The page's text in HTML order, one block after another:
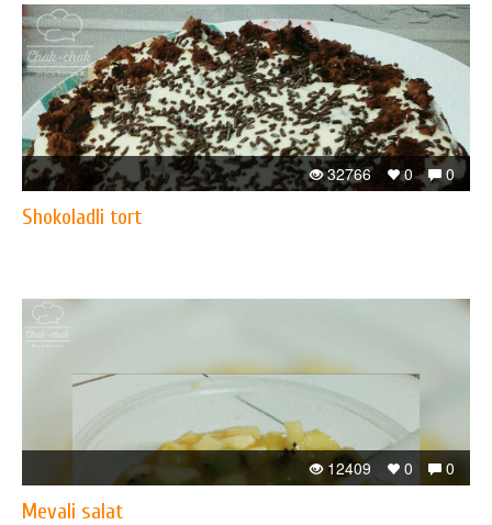
0
0
32766
Shokoladli tort
0
0
12409
Mevali salat